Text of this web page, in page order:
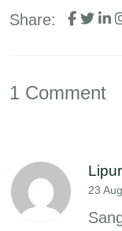
Share:
1 Comment
Lipur
23